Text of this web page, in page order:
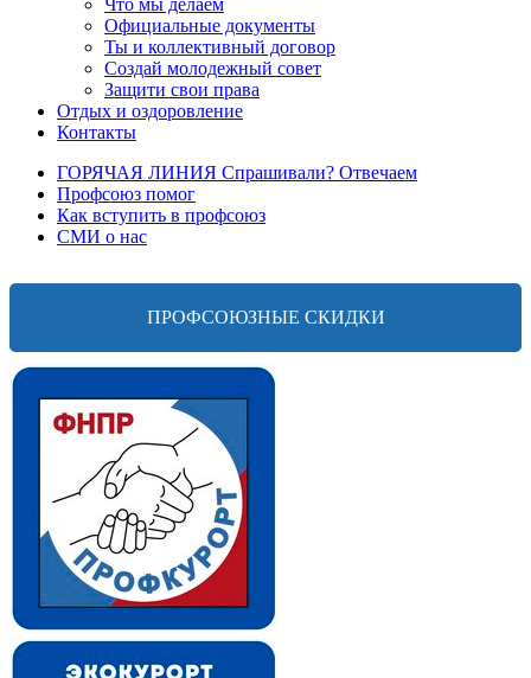
Что мы делаем
Официальные документы
Ты и коллективный договор
Создай молодежный совет
Защити свои права
Отдых и оздоровление
Контакты
ГОРЯЧАЯ ЛИНИЯ Спрашивали? Отвечаем
Профсоюз помог
Как вступить в профсоюз
СМИ о нас
ПРОФСОЮЗНЫЕ СКИДКИ